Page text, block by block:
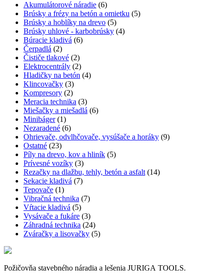
Akumulátorové náradie (6)
Brúsky a frézy na betón a omietku (5)
Brúsky a hoblíky na drevo (5)
Brúsky uhlové - karbobrúsky (4)
Búracie kladivá (6)
Čerpadlá (2)
Čističe tlakové (2)
Elektrocentrály (2)
Hladičky na betón (4)
Klincovačky (3)
Kompresory (2)
Meracia technika (3)
Miešačky a miešadlá (6)
Minibáger (1)
Nezaradené (6)
Ohrievače, odvlhčovače, vysúšače a horáky (9)
Ostatné (23)
Píly na drevo, kov a hliník (5)
Prívesné vozíky (3)
Rezačky na dlažbu, tehly, betón a asfalt (14)
Sekacie kladivá (7)
Tepovače (1)
Vibračná technika (7)
Vŕtacie kladivá (5)
Vysávače a fukáre (3)
Záhradná technika (24)
Zváračky a lisovačky (5)
Požičovňa stavebného náradia a lešenia JURIGA TOOLS.